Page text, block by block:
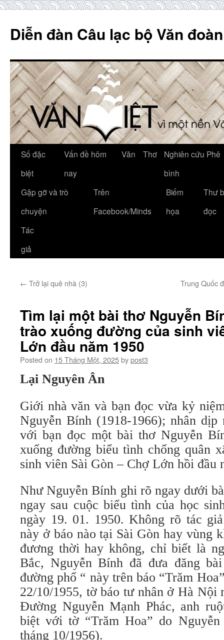
content
Diễn đàn Câu lạc bộ Văn
Số đặc
biệt
Vấn đề hôm
nay
Văn Thơ
Nghiên cứu Phê
bình
Gặp gỡ và trò
chuyện
Trên
Facebook/Minds
Biếm
họa
Thư
đọc
Tác
giả
← Trở lại quê nhà (3) Trung Quốc
Tìm lại một bài thơ Nguyễn
trào xuống đường của sinh
Lớn đầu năm 1950
Posted on 15 Tháng Một, 2025bypost3
Lại Nguyên Ân
Giới nhà văn và bạn đọc vừa kỷ
Nguyễn Bính (1918-1966); nhân
với bạn đọc một bài thơ Nguyễn
xuống đường biểu tình chống quân
sinh viên Sài Gòn – Chợ Lớn hồi đầu
Như Nguyễn Bính ghi rõ ngay dưới
ngay sau cuộc biểu tình của học
ngày 19. 01. 1950. Không rõ tác
này ở báo nào tại Sài Gòn hay vùng
đương thời hay không, chỉ biết là
Bắc, Nguyễn Bính đã đưa đăng
đường phố “ này trên báo “Trăm
22/10/1955, tờ báo tư nhân ở Hà Nội
Đường Nguyễn Mạnh Phác, anh
biệt với tờ “Trăm Hoa” do
tháng 10/1956).